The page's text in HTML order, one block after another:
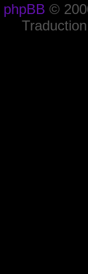
phpBB ©